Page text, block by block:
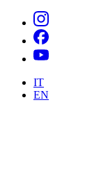
IT
EN